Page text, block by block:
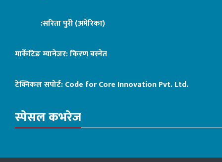
:सरिता पुरी (अमेरिका)
मार्केटिङ म्यानेजर: किरण बस्नेत
टेक्निकल सपोर्ट:Code for Core Innovation Pvt. Ltd.
स्पेसल कभरेज